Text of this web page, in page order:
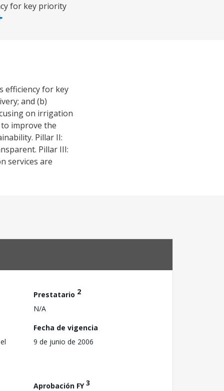
for key priority
efficiency for key
and (b)
on irrigation
improve the
Pillar II:
Pillar III:
services are
Prestatario 2
N/A
Fecha de vigencia
9 de junio de 2006
Aprobación FY3